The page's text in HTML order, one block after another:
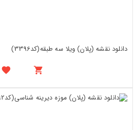
دانلود نقشه (پلان) ویلا سه طبقه(کد3396)